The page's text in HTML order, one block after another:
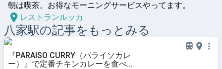
朝は喫茶。お得なモーニングサービスやってます。
レストランルッカ
八家駅の記事をもっとみる
『PARAISO CURRY（パライソカレ
ー）』で定番チキンカレーを食べて